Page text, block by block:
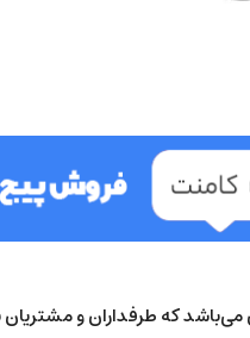
که طرفداران و مشتریان